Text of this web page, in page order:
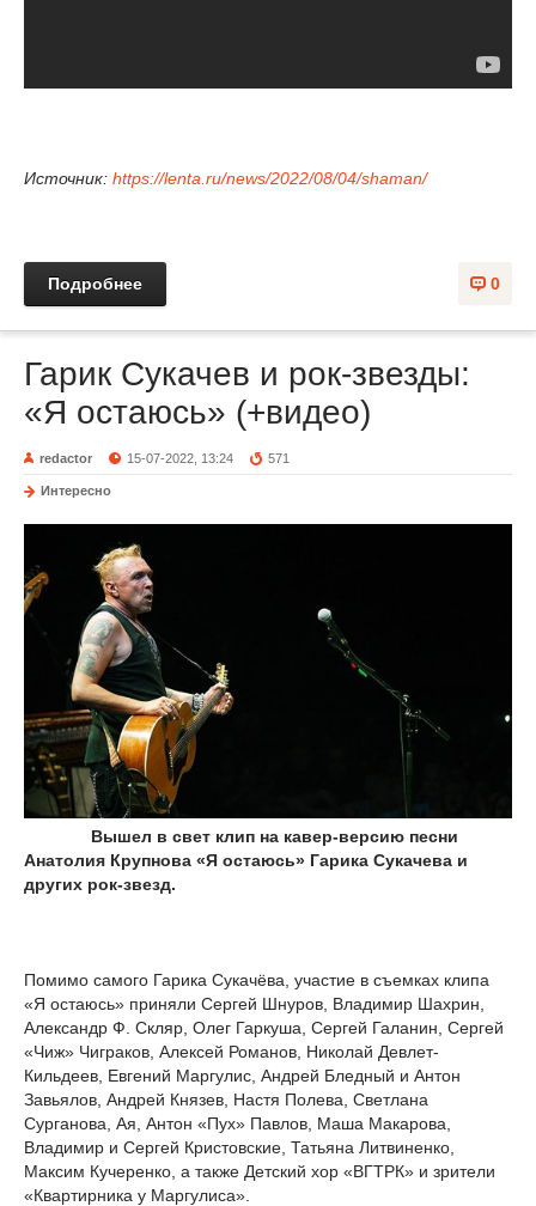
Источник: https://lenta.ru/news/2022/08/04/shaman/
0
Подробнее
Гарик Сукачев и рок-звезды:
«Я остаюсь» (+видео)
redactor 15-07-2022, 13:24 571
Интересно
Вышел в свет клип на кавер-версию песни
Анатолия Крупнова «Я остаюсь» Гарика Сукачева и
других рок-звезд.
Помимо самого Гарика Сукачёва, участие в съемках клипа
«Я остаюсь» приняли Сергей Шнуров, Владимир Шахрин,
Александр Ф. Скляр, Олег Гаркуша, Сергей Галанин, Сергей
«Чиж» Чиграков, Алексей Романов, Николай Девлет-
Кильдеев, Евгений Маргулис, Андрей Бледный и Антон
Завьялов, Андрей Князев, Настя Полева, Светлана
Сурганова, Ая, Антон «Пух» Павлов, Маша Макарова,
Владимир и Сергей Кристовские, Татьяна Литвиненко,
Максим Кучеренко, а также Детский хор «ВГТРК» и зрители
«Квартирника у Маргулиса».